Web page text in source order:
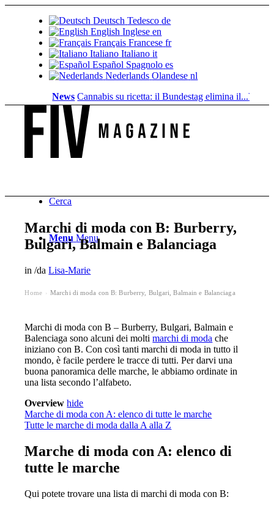
Deutsch Tedesco de
English Inglese en
Français Francese fr
Italiano Italiano it
Español Spagnolo es
Nederlands Olandese nl
News Cannabis su ricetta: il Bundestag elimina il...Valore
Cerca
Menu Menu
Marchi di moda con B: Burberry,
Bulgari, Balmain e Balanciaga
in/daLisa-Marie
Home Marchi di moda con B: Burberry, Bulgari, Balmain e Balanciaga
Marchi di moda con B – Burberry, Bulgari, Balmain e
Balenciaga sono alcuni dei moltimarchi di moda che
iniziano con B. Con così tanti marchi di moda in tutto il
mondo, è facile perdere le tracce di tutti. Per darvi una
buona panoramica delle marche, le abbiamo ordinate in
una lista secondo l’alfabeto.
Overview hide
Marche di moda con A: elenco di tutte le marche
Tutte le marche di moda dalla A alla Z
Marche di moda con A: elenco di
tutte le marche
Qui potete trovare una lista di marchi di moda con B: